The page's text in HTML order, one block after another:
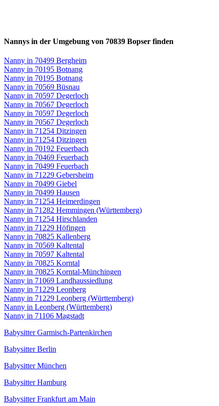
Nannys in der Umgebung von 70839 Bopser finden
Nanny in 70499 Bergheim
Nanny in 70195 Botnang
Nanny in 70195 Botnang
Nanny in 70569 Büsnau
Nanny in 70597 Degerloch
Nanny in 70567 Degerloch
Nanny in 70597 Degerloch
Nanny in 70567 Degerloch
Nanny in 71254 Ditzingen
Nanny in 71254 Ditzingen
Nanny in 70192 Feuerbach
Nanny in 70469 Feuerbach
Nanny in 70499 Feuerbach
Nanny in 71229 Gebersheim
Nanny in 70499 Giebel
Nanny in 70499 Hausen
Nanny in 71254 Heimerdingen
Nanny in 71282 Hemmingen (Württemberg)
Nanny in 71254 Hirschlanden
Nanny in 71229 Höfingen
Nanny in 70825 Kallenberg
Nanny in 70569 Kaltental
Nanny in 70597 Kaltental
Nanny in 70825 Korntal
Nanny in 70825 Korntal-Münchingen
Nanny in 71069 Landhaussiedlung
Nanny in 71229 Leonberg
Nanny in 71229 Leonberg (Württemberg)
Nanny in Leonberg (Württemberg)
Nanny in 71106 Magstadt
Babysitter Garmisch-Partenkirchen
Babysitter Berlin
Babysitter München
Babysitter Hamburg
Babysitter Frankfurt am Main